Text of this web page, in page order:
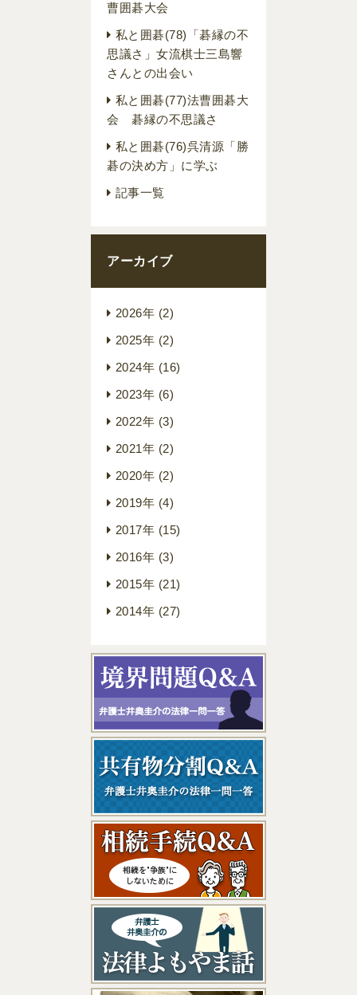
曹囲碁大会
私と囲碁(78)「碁縁の不
思議さ」女流棋士三島響
さんとの出会い
私と囲碁(77)法曹囲碁大
会 碁縁の不思議さ
私と囲碁(76)呉清源「勝
碁の決め方」に学ぶ
記事一覧
アーカイブ
2026年 (2)
2025年 (2)
2024年 (16)
2023年 (6)
2022年 (3)
2021年 (2)
2020年 (2)
2019年 (4)
2017年 (15)
2016年 (3)
2015年 (21)
2014年 (27)